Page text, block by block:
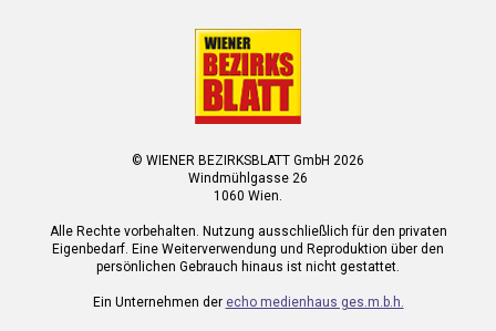
© WIENER BEZIRKSBLATT GmbH 2026
Windmühlgasse 26
1060 Wien.
Alle Rechte vorbehalten. Nutzung ausschließlich für den privaten
Eigenbedarf. Eine Weiterverwendung und Reproduktion über den
persönlichen Gebrauch hinaus ist nicht gestattet.
Ein Unternehmen der echo medienhaus ges.m.b.h.